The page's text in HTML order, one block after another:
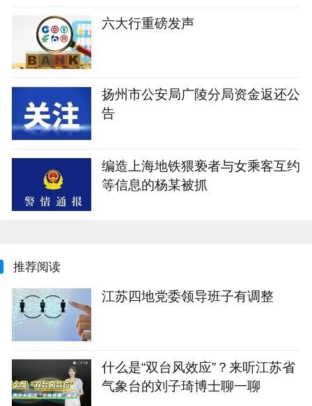
六大行重磅发声
扬州市公安局广陵分局资金返还公
告
编造上海地铁猥亵者与女乘客互约
等信息的杨某被抓
推荐阅读
江苏四地党委领导班子有调整
什么是“双台风效应”？来听江苏省
气象台的刘子琦博士聊一聊